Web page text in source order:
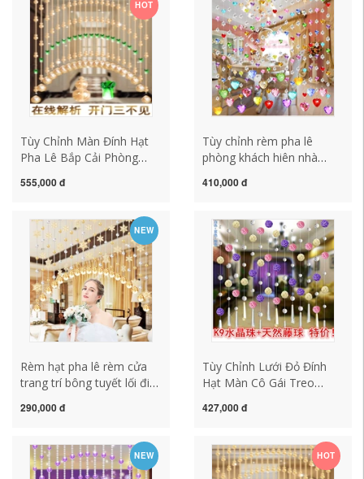
HOT
Tùy Chỉnh Màn Đính Hạt
Pha Lê Bắp Cải Phòng
Vệ Sinh Vệ Sinh Vách Ngăn
manh hat go
555,000 đ
Tùy chỉnh rèm pha lê
phòng khách hiên nhà
trí rèm cửa phòng ngủ
rèm mà không cần đục lỗ
rèm gỗ hạt
410,000 đ
NEW
Rèm hạt pha lê rèm cửa
trang trí bông tuyết lối đi
phòng tắm chuỗi hạt
không đục lỗ rèm hạt gỗ
290,000 đ
Tùy Chỉnh Lưới Đỏ Đính
Hạt Màn Cô Gái Treo
Khách Vách Ngăn Màn
Màn Cửa Nhà Tự Do Đục
Lỗ mành hạt nhựa trúc
427,000 đ
NEW HOT